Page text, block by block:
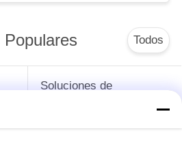
Todos
Soluciones de